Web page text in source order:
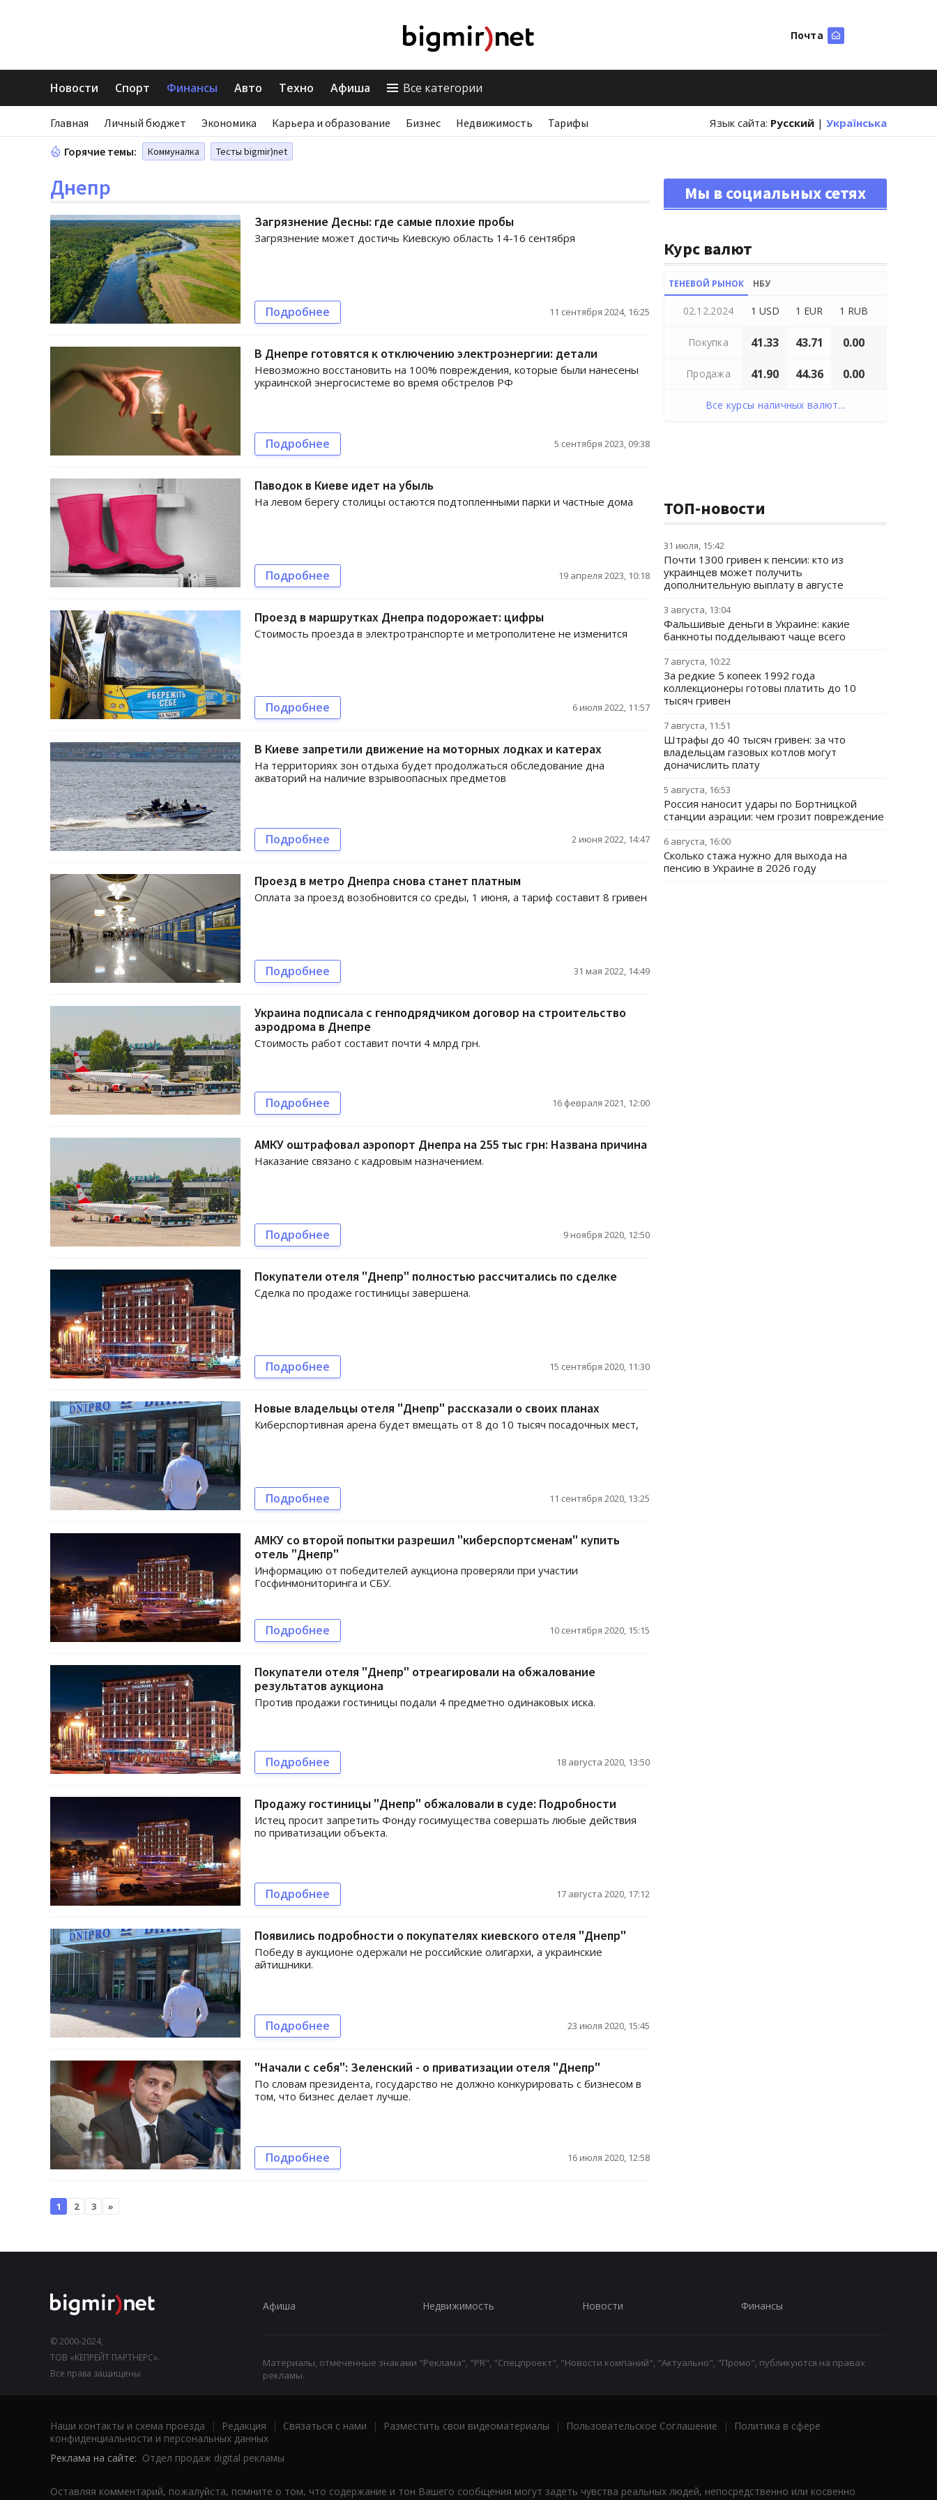
Почта
Новости Спорт Финансы Авто Техно Афиша Все категории
Главная Личный бюджет Экономика Карьера и образование Бизнес Недвижимость Тарифы Язык сайта: Русский | Українська
Горячие темы: Коммуналка Тесты bigmir)net
Днепр
Загрязнение Десны: где самые плохие пробы
Загрязнение может достичь Киевскую область 14-16 сентября
Подробнее 11 сентября 2024, 16:25
В Днепре готовятся к отключению электроэнергии: детали
Невозможно восстановить на 100% повреждения, которые были нанесены
украинской энергосистеме во время обстрелов РФ
Подробнее 5 сентября 2023, 09:38
Паводок в Киеве идет на убыль
На левом берегу столицы остаются подтопленными парки и частные дома
Подробнее 19 апреля 2023, 10:18
Проезд в маршрутках Днепра подорожает: цифры
Стоимость проезда в электротранспорте и метрополитене не изменится
Подробнее 6 июля 2022, 11:57
В Киеве запретили движение на моторных лодках и катерах
На территориях зон отдыха будет продолжаться обследование дна
акваторий на наличие взрывоопасных предметов
Подробнее 2 июня 2022, 14:47
Проезд в метро Днепра снова станет платным
Оплата за проезд возобновится со среды, 1 июня, а тариф составит 8 гривен
Подробнее 31 мая 2022, 14:49
Украина подписала с генподрядчиком договор на строительство
аэродрома в Днепре
Стоимость работ составит почти 4 млрд грн.
Подробнее 16 февраля 2021, 12:00
АМКУ оштрафовал аэропорт Днепра на 255 тыс грн: Названа причина
Наказание связано с кадровым назначением.
Подробнее 9 ноября 2020, 12:50
Покупатели отеля "Днепр" полностью рассчитались по сделке
Сделка по продаже гостиницы завершена.
Подробнее 15 сентября 2020, 11:30
Новые владельцы отеля "Днепр" рассказали о своих планах
Киберспортивная арена будет вмещать от 8 до 10 тысяч посадочных мест,
Подробнее 11 сентября 2020, 13:25
АМКУ со второй попытки разрешил "киберспортсменам" купить
отель "Днепр"
Информацию от победителей аукциона проверяли при участии
Госфинмониторинга и СБУ.
Подробнее 10 сентября 2020, 15:15
Покупатели отеля "Днепр" отреагировали на обжалование
результатов аукциона
Против продажи гостиницы подали 4 предметно одинаковых иска.
Подробнее 18 августа 2020, 13:50
Продажу гостиницы "Днепр" обжаловали в суде: Подробности
Истец просит запретить Фонду госимущества совершать любые действия
по приватизации объекта.
Подробнее 17 августа 2020, 17:12
Появились подробности о покупателях киевского отеля "Днепр"
Победу в аукционе одержали не российские олигархи, а украинские
айтишники.
Подробнее 23 июля 2020, 15:45
"Начали с себя": Зеленский - о приватизации отеля "Днепр"
По словам президента, государство не должно конкурировать с бизнесом в
том, что бизнес делает лучше.
Подробнее 16 июля 2020, 12:58
1 2 3 »
Мы в социальных сетях
Курс валют
ТЕНЕВОЙ РЫНОК НБУ
02.12.2024 1 USD 1 EUR 1 RUB
Покупка 41.33 43.71 0.00
Продажа 41.90 44.36 0.00
Все курсы наличных валют...
ТОП-новости
31 июля, 15:42
Почти 1300 гривен к пенсии: кто из
украинцев может получить
дополнительную выплату в августе
3 августа, 13:04
Фальшивые деньги в Украине: какие
банкноты подделывают чаще всего
7 августа, 10:22
За редкие 5 копеек 1992 года
коллекционеры готовы платить до 10
тысяч гривен
7 августа, 11:51
Штрафы до 40 тысяч гривен: за что
владельцам газовых котлов могут
доначислить плату
5 августа, 16:53
Россия наносит удары по Бортницкой
станции аэрации: чем грозит повреждение
6 августа, 16:00
Сколько стажа нужно для выхода на
пенсию в Украине в 2026 году
© 2000-2024,
ТОВ «КЕПРЕЙТ ПАРТНЕРС».
Все права защищены.
Афиша Недвижимость Новости Финансы
Материалы, отмеченные знаками "Реклама", "PR", "Спецпроект", "Новости компаний", "Актуально", "Промо", публикуются на правах
рекламы.
Наши контакты и схема проезда | Редакция | Связаться с нами | Разместить свои видеоматериалы | Пользовательское Соглашение |
Политика в сфере
конфиденциальности и персональных данных
Реклама на сайте: Отдел продаж digital рекламы
Оставляя комментарий, пожалуйста, помните о том, что содержание и тон Вашего сообщения могут задеть чувства реальных людей, непосредственно или косвенно